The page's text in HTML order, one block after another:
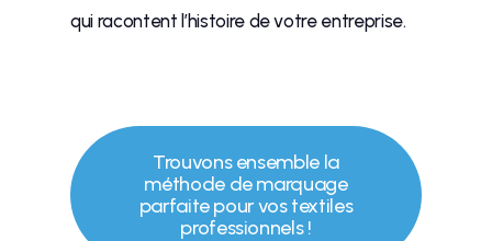
qui racontent l’histoire de votre entreprise.
Trouvons ensemble la
méthode de marquage
parfaite pour vos textiles
professionnels !